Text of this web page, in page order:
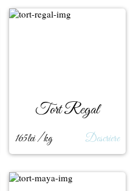
Tort Regal
165lei / kg Descriere